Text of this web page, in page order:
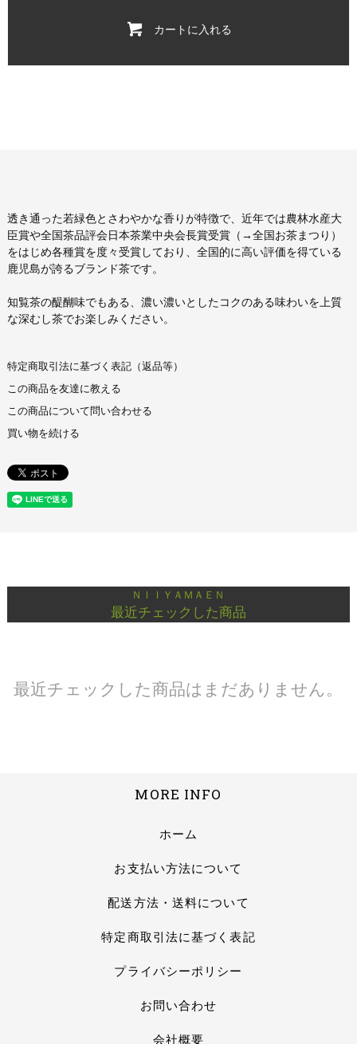
カートに入れる
透き通った若緑色とさわやかな香りが特徴で、近年では農林水産大
臣賞や全国茶品評会日本茶業中央会長賞受賞（→全国お茶まつり）
をはじめ各種賞を度々受賞しており、全国的に高い評価を得ている
鹿児島が誇るブランド茶です。
知覧茶の醍醐味でもある、濃い濃いとしたコクのある味わいを上質
な深むし茶でお楽しみください。
特定商取引法に基づく表記（返品等）
この商品を友達に教える
この商品について問い合わせる
買い物を続ける
ＮＩＩＹＡＭＡＥＮ
最近チェックした商品
最近チェックした商品はまだありません。
MORE INFO
ホーム
お支払い方法について
配送方法・送料について
特定商取引法に基づく表記
プライバシーポリシー
お問い合わせ
会社概要